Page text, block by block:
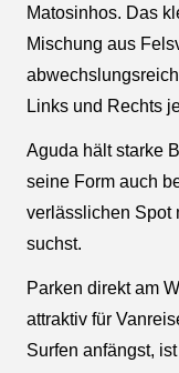
Matosinhos. Das
Mischung aus
Links und Rechts
Aguda hält starke
seine Form auch
verlässlichen Spot
suchst.
Parken direkt am
attraktiv für
Surfen anfängst,